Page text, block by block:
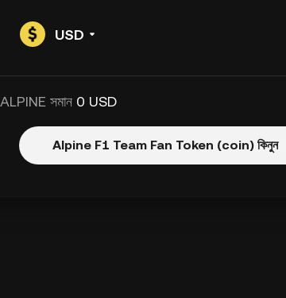
USD
সমান 0 USD
Alpine F1 Team Fan Token (coin) কিনুন